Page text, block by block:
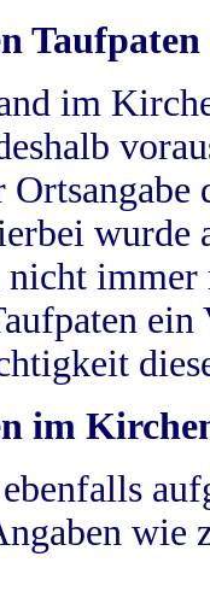
Taufpaten
im
wurde
im
wie